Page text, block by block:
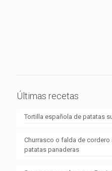
Últimas recetas
Tortilla española de patatas
Churrasco o falda de cordero
patatas panaderas